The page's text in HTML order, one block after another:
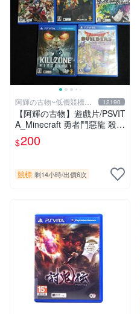
阿輝の古物~低價競標五
六日結標
12190
【阿輝の古物】遊戲片/PSVIT
A_Minecraft 勇者鬥惡龍 殺戮
地帶 英雄傳說 槍彈辯駁 一批
合售_刮痕污漬_1元起標無底
$200
競標 剩14小時/出價6次